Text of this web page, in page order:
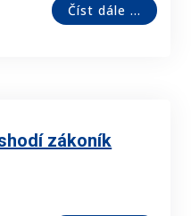
Číst dále ...
zákoník